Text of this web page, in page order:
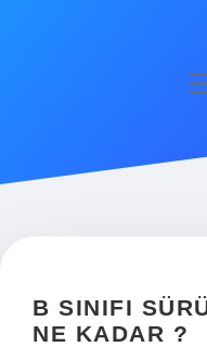
Hakkımızda
B SINIFI
NE KADAR ?